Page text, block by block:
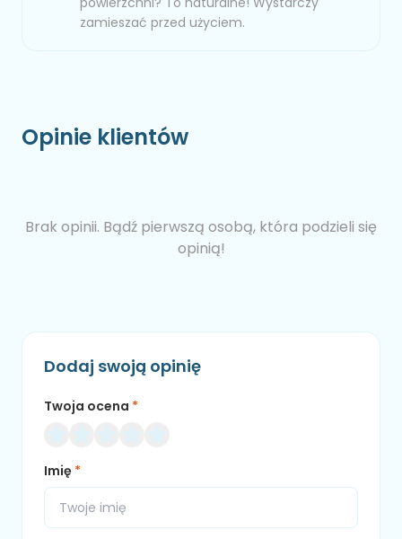
zamieszać przed użyciem.
Opinie klientów
Brak opinii. Bądź pierwszą osobą, która podzieli się
opinią!
Dodaj swoją opinię
Twoja ocena *
Imię *